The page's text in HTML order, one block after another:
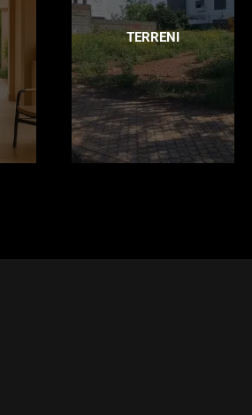
TERRENI